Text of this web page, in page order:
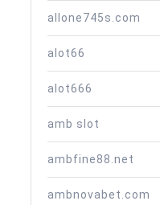
allone745s.com
alot66
alot666
amb slot
ambfine88.net
ambnovabet.com